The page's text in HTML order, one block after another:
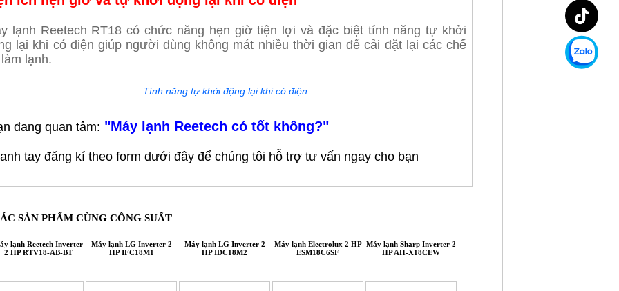
lạnh Reetech RT18 có chức năng hẹn giờ tiện lợi và đặc biệt tính năng tự khởi
lại khi có điện giúp người dùng không mát nhiều thời gian để cải đặt lại các chế
lạnh.
Tính năng tự khởi động lại khi có điện
đang quan tâm: "Máy lạnh Reetech có tốt không?"
tay đăng kí theo form dưới đây để chúng tôi hỗ trợ tư vấn ngay cho bạn
SẢN PHẨM CÙNG CÔNG SUẤT
lạnh Reetech Inverter
2 HP RTV18-AB-BT
Máy lạnh LG Inverter 2
HP IFC18M1
Máy lạnh LG Inverter 2
HP IDC18M2
Máy lạnh Electrolux 2 HP
ESM18C6SF
Máy lạnh Sharp Inverter 2
HP AH-X18CEW